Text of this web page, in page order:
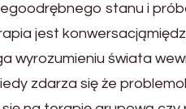
stanu i
jest
wyrozumieniu świata
zdarza się że